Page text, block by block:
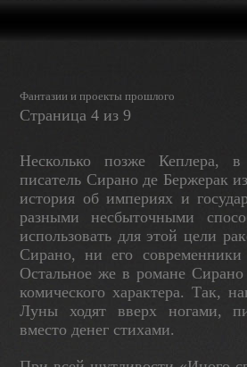
Фантазии и проекты прошлого
Страница 4 из 9
Несколько позже Кеплера,
писатель Сирано де Бержерак
история об империях и
разными несбыточ­ными
использо­вать для этой цели
Сирано, ни его
Остальное же в романе
комического характера. Так,
Луны ходят вверх ногами,
вместо денег стихами.